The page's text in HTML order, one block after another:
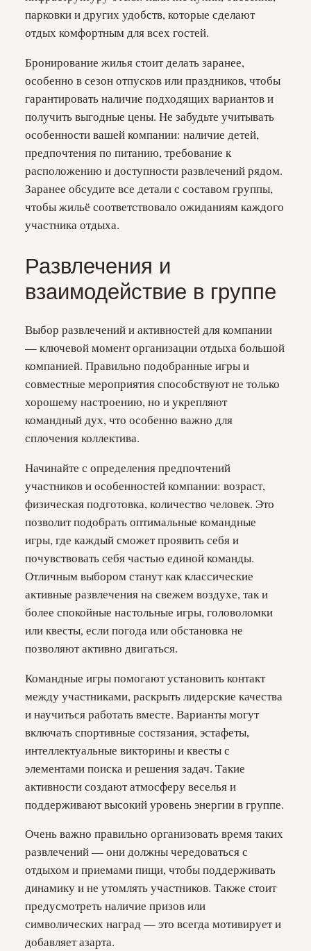
парковки и других удобств, которые сделают
отдых комфортным для всех гостей.
Бронирование жилья стоит делать заранее,
особенно в сезон отпусков или праздников, чтобы
гарантировать наличие подходящих вариантов и
получить выгодные цены. Не забудьте учитывать
особенности вашей компании: наличие детей,
предпочтения по питанию, требование к
расположению и доступности развлечений рядом.
Заранее обсудите все детали с составом группы,
чтобы жильё соответствовало ожиданиям каждого
участника отдыха.
Развлечения и
взаимодействие в группе
Выбор развлечений и активностей для компании
— ключевой момент организации отдыха большой
компанией. Правильно подобранные игры и
совместные мероприятия способствуют не только
хорошему настроению, но и укрепляют
командный дух, что особенно важно для
сплочения коллектива.
Начинайте с определения предпочтений
участников и особенностей компании: возраст,
физическая подготовка, количество человек. Это
позволит подобрать оптимальные командные
игры, где каждый сможет проявить себя и
почувствовать себя частью единой команды.
Отличным выбором станут как классические
активные развлечения на свежем воздухе, так и
более спокойные настольные игры, головоломки
или квесты, если погода или обстановка не
позволяют активно двигаться.
Командные игры помогают установить контакт
между участниками, раскрыть лидерские качества
и научиться работать вместе. Варианты могут
включать спортивные состязания, эстафеты,
интеллектуальные викторины и квесты с
элементами поиска и решения задач. Такие
активности создают атмосферу веселья и
поддерживают высокий уровень энергии в группе.
Очень важно правильно организовать время таких
развлечений — они должны чередоваться с
отдыхом и приемами пищи, чтобы поддерживать
динамику и не утомлять участников. Также стоит
предусмотреть наличие призов или
символических наград — это всегда мотивирует и
добавляет азарта.